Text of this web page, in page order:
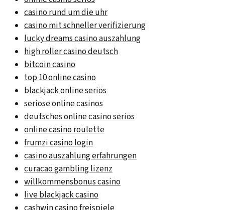
casino rund um die uhr
casino mit schneller verifizierung
lucky dreams casino auszahlung
high roller casino deutsch
bitcoin casino
top 10 online casino
blackjack online seriös
seriöse online casinos
deutsches online casino seriös
online casino roulette
frumzi casino login
casino auszahlung erfahrungen
curacao gambling lizenz
willkommensbonus casino
live blackjack casino